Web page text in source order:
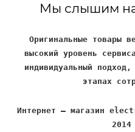
Мы слышим
Оригинальные товары
высокий уровень
индивидуальный
этапах
Интернет – магазин
2014